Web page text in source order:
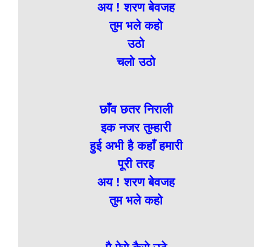
अय ! शरण बेवजह
तुम भले कहो
उठो
चलो उठो
छाँव छतर निराली
इक नजर तुम्हारी
हुई अभी है कहाँ हमारी
पूरी तरह
अय ! शरण बेवजह
तुम भले कहो